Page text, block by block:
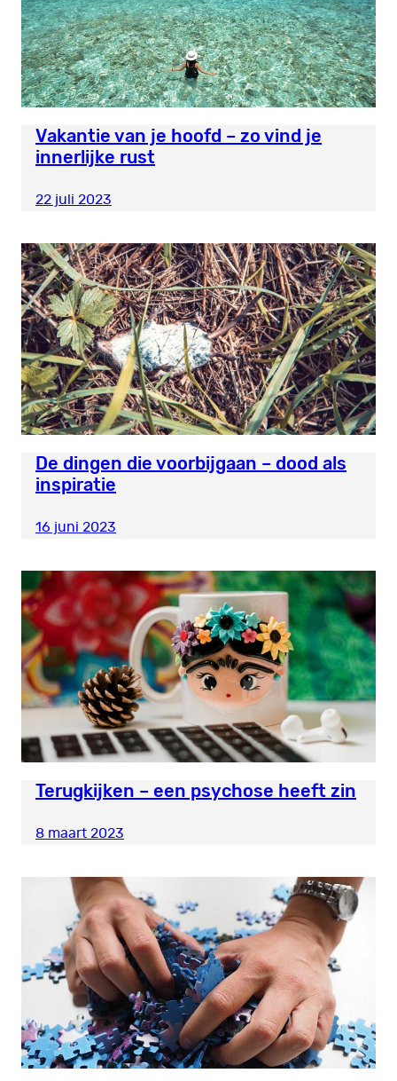
Vakantie van je hoofd – zo vind je
innerlijke rust
22 juli 2023
De dingen die voorbijgaan – dood als
inspiratie
16 juni 2023
Terugkijken – een psychose heeft zin
8 maart 2023